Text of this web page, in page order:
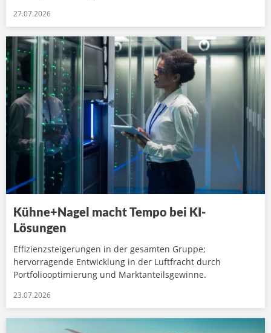
27.07.2026
Kühne+Nagel macht Tempo bei KI-
Lösungen
Effizienzsteigerungen in der gesamten Gruppe;
hervorragende Entwicklung in der Luftfracht durch
Portfoliooptimierung und Marktanteilsgewinne.
23.07.2026